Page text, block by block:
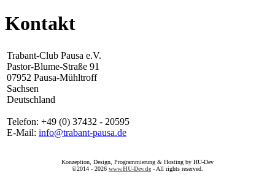
Kontakt
Trabant-Club Pausa e.V.
Pastor-Blume-Straße 91
07952 Pausa-Mühltroff
Sachsen
Deutschland
Telefon: +49 (0) 37432 - 20595
E-Mail: info@trabant-pausa.de
Konzeption, Design, Programmierung & Hosting by HU-Dev
©2014 - 2026 www.HU-Dev.de - All rights reserved.